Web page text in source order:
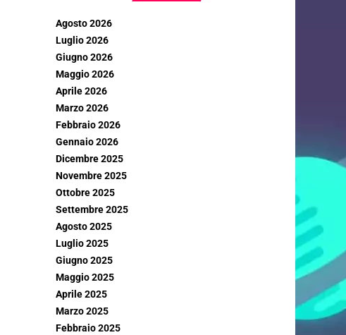
Agosto 2026
Luglio 2026
Giugno 2026
Maggio 2026
Aprile 2026
Marzo 2026
Febbraio 2026
Gennaio 2026
Dicembre 2025
Novembre 2025
Ottobre 2025
Settembre 2025
Agosto 2025
Luglio 2025
Giugno 2025
Maggio 2025
Aprile 2025
Marzo 2025
Febbraio 2025